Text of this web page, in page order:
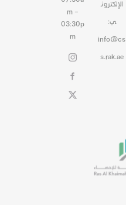
الإلكترون
ي:
info@cs
s.rak.ae
m –
03:30p
m